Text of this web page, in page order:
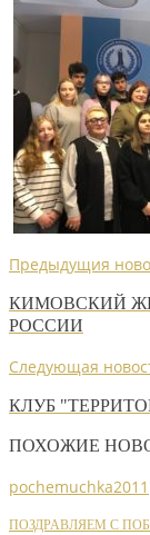
Предыдущия
КИМОВСКИЙ
РОССИИ
Следующая
КЛУБ
ПОХОЖИЕ
pochemuchka2011
ПОЗДРАВЛЯЕМ С